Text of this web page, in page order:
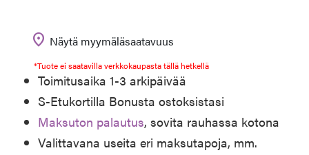
location_on Näytä myymäläsaatavuus
*Tuote ei saatavilla verkkokaupasta tällä hetkellä
Toimitusaika 1-3 arkipäivää
S-Etukortilla Bonusta ostoksistasi
Maksuton palautus, sovita rauhassa kotona
Valittavana useita eri maksutapoja, mm.